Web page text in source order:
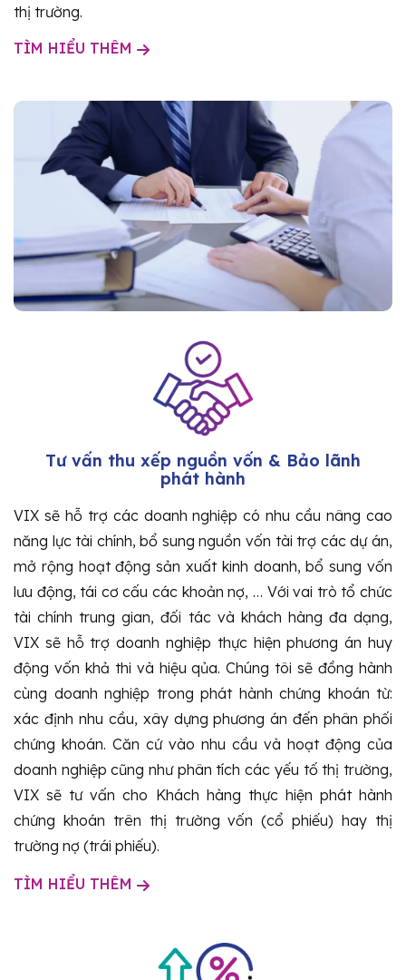
thị trường.
TÌM HIỂU THÊM
Tư vấn thu xếp nguồn vốn & Bảo lãnh
phát hành
VIX sẽ hỗ trợ các doanh nghiệp có nhu cầu nâng cao
năng lực tài chính, bổ sung nguồn vốn tài trợ các dự án,
mở rộng hoạt động sản xuất kinh doanh, bổ sung vốn
lưu động, tái cơ cấu các khoản nợ, … Với vai trò tổ chức
tài chính trung gian, đối tác và khách hàng đa dạng,
VIX sẽ hỗ trợ doanh nghiệp thực hiện phương án huy
động vốn khả thi và hiệu qủa. Chúng tôi sẽ đồng hành
cùng doanh nghiệp trong phát hành chứng khoán từ:
xác định nhu cầu, xây dựng phương án đến phân phối
chứng khoán. Căn cứ vào nhu cầu và hoạt động của
doanh nghiệp cũng như phân tích các yếu tố thị trường,
VIX sẽ tư vấn cho Khách hàng thực hiện phát hành
chứng khoán trên thị trường vốn (cổ phiếu) hay thị
trường nợ (trái phiếu).
TÌM HIỂU THÊM